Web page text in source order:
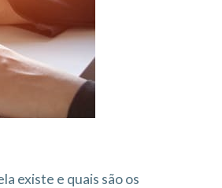
existe e quais são os